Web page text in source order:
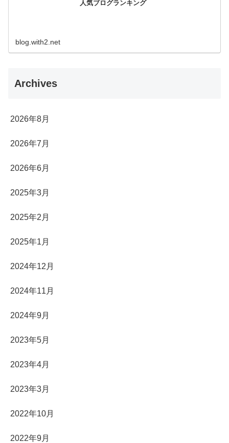
人気ブログランキング
blog.with2.net
Archives
2026年8月
2026年7月
2026年6月
2025年3月
2025年2月
2025年1月
2024年12月
2024年11月
2024年9月
2023年5月
2023年4月
2023年3月
2022年10月
2022年9月